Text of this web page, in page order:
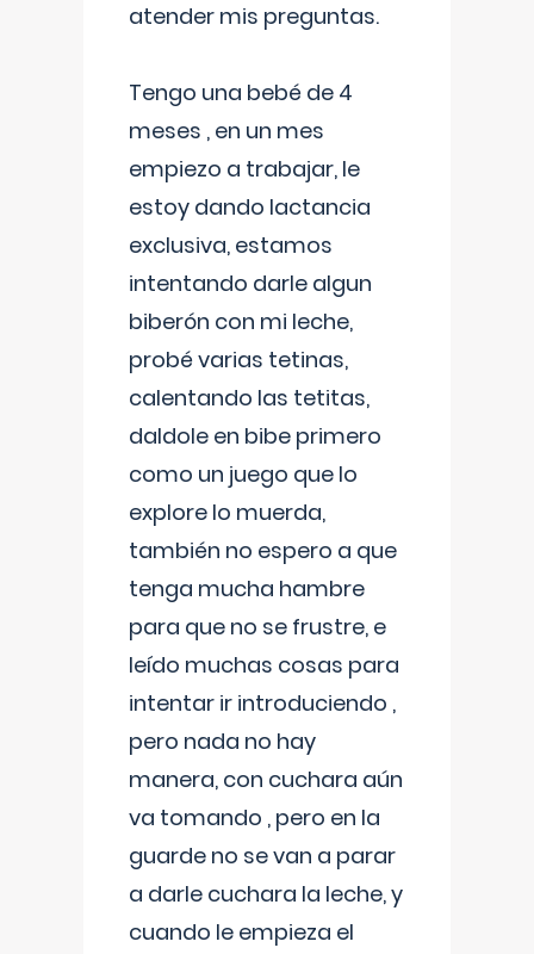
atender mis preguntas.
Tengo una bebé de 4
meses , en un mes
empiezo a trabajar, le
estoy dando lactancia
exclusiva, estamos
intentando darle algun
biberón con mi leche,
probé varias tetinas,
calentando las tetitas,
daldole en bibe primero
como un juego que lo
explore lo muerda,
también no espero a que
tenga mucha hambre
para que no se frustre, e
leído muchas cosas para
intentar ir introduciendo ,
pero nada no hay
manera, con cuchara aún
va tomando , pero en la
guarde no se van a parar
a darle cuchara la leche, y
cuando le empieza el